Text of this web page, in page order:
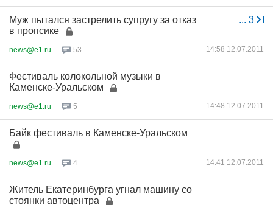
... 3
Муж пытался застрелить супругу за отказ
в пропсике
news@e1.ru 53 14:58 12.07.2011
Фестиваль колокольной музыки в
Каменске-Уральском
news@e1.ru 5 14:48 12.07.2011
Байк фестиваль в Каменске-Уральском
news@e1.ru 4 14:41 12.07.2011
Житель Екатеринбурга угнал машину со
стоянки автоцентра